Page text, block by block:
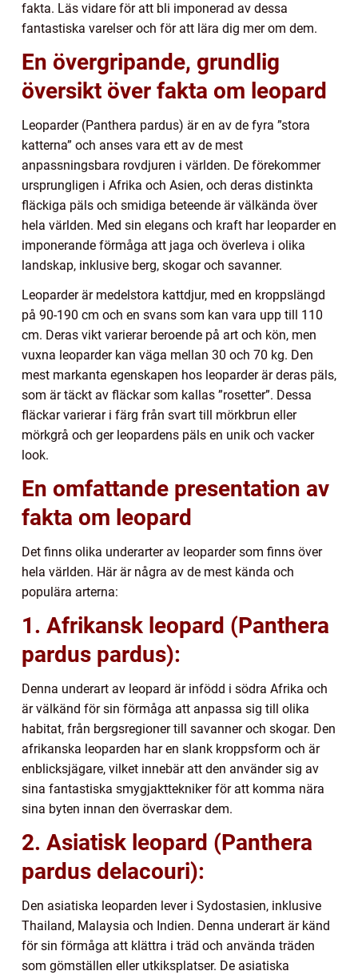
fakta. Läs vidare för att bli imponerad av dessa
fantastiska varelser och för att lära dig mer om dem.
En övergripande, grundlig
översikt över fakta om leopard
Leoparder (Panthera pardus) är en av de fyra ”stora
katterna” och anses vara ett av de mest
anpassningsbara rovdjuren i världen. De förekommer
ursprungligen i Afrika och Asien, och deras distinkta
fläckiga päls och smidiga beteende är välkända över
hela världen. Med sin elegans och kraft har leoparder en
imponerande förmåga att jaga och överleva i olika
landskap, inklusive berg, skogar och savanner.
Leoparder är medelstora kattdjur, med en kroppslängd
på 90-190 cm och en svans som kan vara upp till 110
cm. Deras vikt varierar beroende på art och kön, men
vuxna leoparder kan väga mellan 30 och 70 kg. Den
mest markanta egenskapen hos leoparder är deras päls,
som är täckt av fläckar som kallas ”rosetter”. Dessa
fläckar varierar i färg från svart till mörkbrun eller
mörkgrå och ger leopardens päls en unik och vacker
look.
En omfattande presentation av
fakta om leopard
Det finns olika underarter av leoparder som finns över
hela världen. Här är några av de mest kända och
populära arterna:
1. Afrikansk leopard (Panthera
pardus pardus):
Denna underart av leopard är infödd i södra Afrika och
är välkänd för sin förmåga att anpassa sig till olika
habitat, från bergsregioner till savanner och skogar. Den
afrikanska leoparden har en slank kroppsform och är
enblicksjägare, vilket innebär att den använder sig av
sina fantastiska smygjakttekniker för att komma nära
sina byten innan den överraskar dem.
2. Asiatisk leopard (Panthera
pardus delacouri):
Den asiatiska leoparden lever i Sydostasien, inklusive
Thailand, Malaysia och Indien. Denna underart är känd
för sin förmåga att klättra i träd och använda träden
som gömställen eller utkiksplatser. De asiatiska